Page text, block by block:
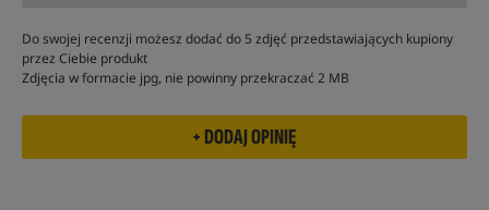
Do swojej recenzji możesz dodać do 5 zdjęć przedstawiających kupiony
przez Ciebie produkt
Zdjęcia w formacie jpg, nie powinny przekraczać 2 MB